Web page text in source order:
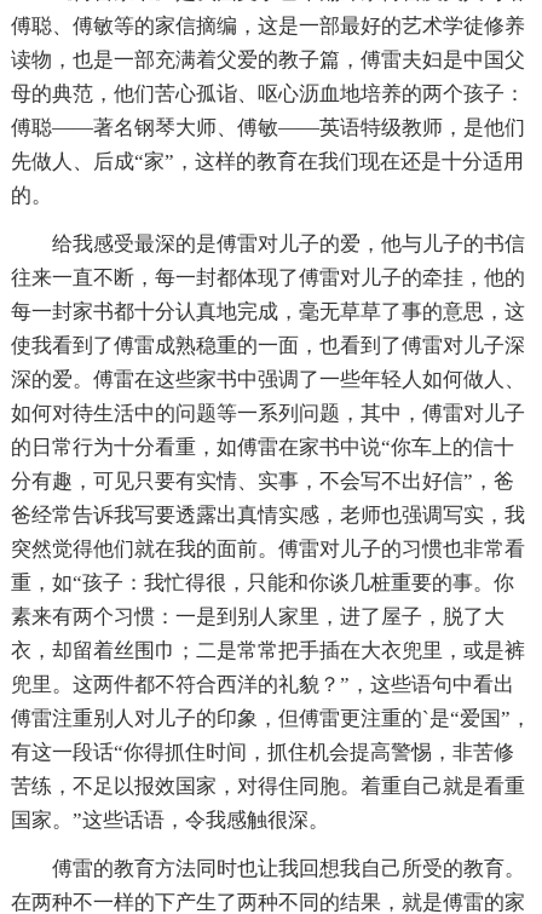
傅聪、傅敏等的家信摘编，这是一部最好的艺术学徒修养
读物，也是一部充满着父爱的教子篇，傅雷夫妇是中国父
母的典范，他们苦心孤诣、呕心沥血地培养的两个孩子：
傅聪——著名钢琴大师、傅敏——英语特级教师，是他们
先做人、后成“家”，这样的教育在我们现在还是十分适用
的。
给我感受最深的是傅雷对儿子的爱，他与儿子的书信
往来一直不断，每一封都体现了傅雷对儿子的牵挂，他的
每一封家书都十分认真地完成，毫无草草了事的意思，这
使我看到了傅雷成熟稳重的一面，也看到了傅雷对儿子深
深的爱。傅雷在这些家书中强调了一些年轻人如何做人、
如何对待生活中的问题等一系列问题，其中，傅雷对儿子
的日常行为十分看重，如傅雷在家书中说“你车上的信十
分有趣，可见只要有实情、实事，不会写不出好信”，爸
爸经常告诉我写要透露出真情实感，老师也强调写实，我
突然觉得他们就在我的面前。傅雷对儿子的习惯也非常看
重，如“孩子：我忙得很，只能和你谈几桩重要的事。你
素来有两个习惯：一是到别人家里，进了屋子，脱了大
衣，却留着丝围巾；二是常常把手插在大衣兜里，或是裤
兜里。这两件都不符合西洋的礼貌？”，这些语句中看出
傅雷注重别人对儿子的印象，但傅雷更注重的`是“爱国”，
有这一段话“你得抓住时间，抓住机会提高警惕，非苦修
苦练，不足以报效国家，对得住同胞。着重自己就是看重
国家。”这些话语，令我感触很深。
傅雷的教育方法同时也让我回想我自己所受的教育。
在两种不一样的下产生了两种不同的结果，就是傅雷的家